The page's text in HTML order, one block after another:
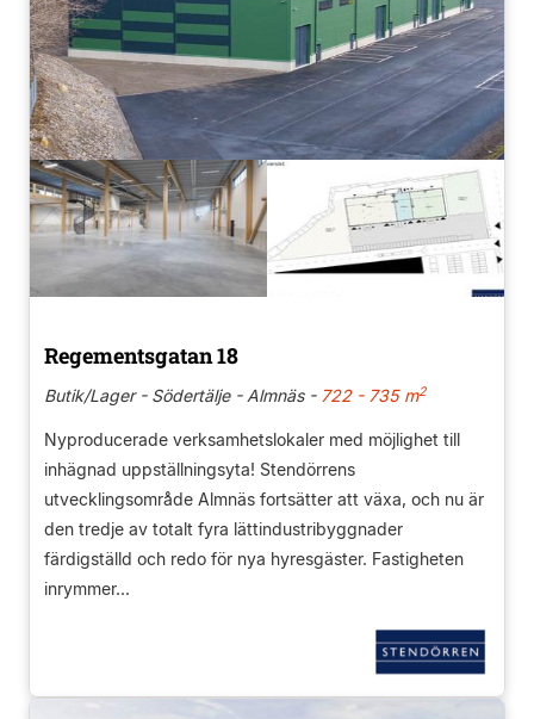
Regementsgatan 18
Butik/Lager - Södertälje - Almnäs -722 - 735 m2
Nyproducerade verksamhetslokaler med möjlighet till
inhägnad uppställningsyta! Stendörrens
utvecklingsområde Almnäs fortsätter att växa, och nu är
den tredje av totalt fyra lättindustribyggnader
färdigställd och redo för nya hyresgäster. Fastigheten
inrymmer...